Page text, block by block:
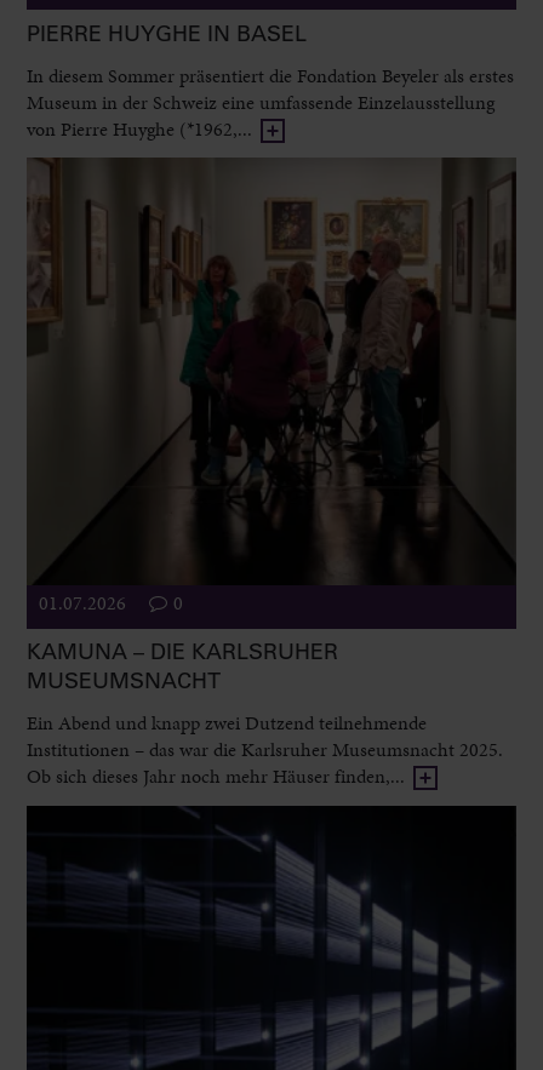
PIERRE HUYGHE IN BASEL
In diesem Sommer präsentiert die Fondation Beyeler als erstes
Museum in der Schweiz eine umfassende Einzelausstellung
von Pierre Huyghe (*1962,...
01.07.2026 0
KAMUNA – DIE KARLSRUHER
MUSEUMSNACHT
Ein Abend und knapp zwei Dutzend teilnehmende
Institutionen – das war die Karlsruher Museumsnacht 2025.
Ob sich dieses Jahr noch mehr Häuser finden,...